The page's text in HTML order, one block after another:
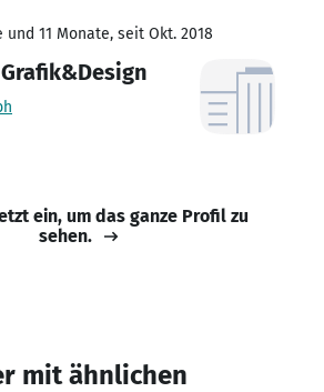
und 11 Monate, seit Okt. 2018
ein, um das ganze Profil zu
sehen.
mit ähnlichen